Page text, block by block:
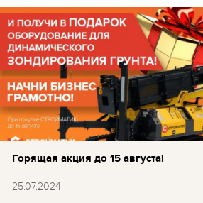
Горящая акция до 15 августа!
25.07.2024